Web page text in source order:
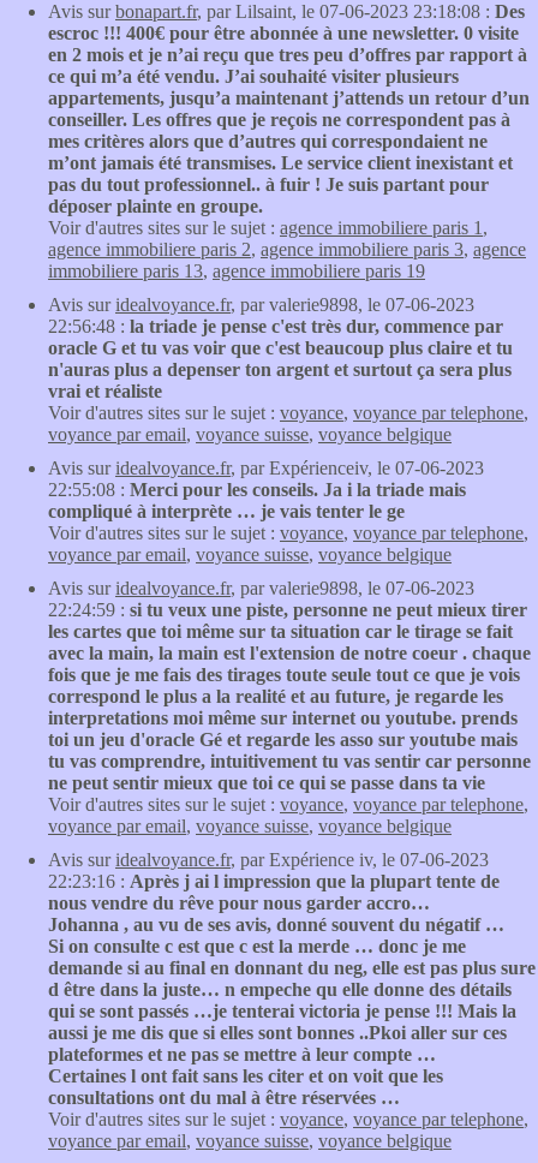
Avis surbonapart.fr, par Lilsaint, le 07-06-2023 23:18:08 : Des
escroc !!! 400€ pour être abonnée à une newsletter. 0 visite
en 2 mois et je n’ai reçu que tres peu d’offres par rapport à
ce qui m’a été vendu. J’ai souhaité visiter plusieurs
appartements, jusqu’a maintenant j’attends un retour d’un
conseiller. Les offres que je reçois ne correspondent pas à
mes critères alors que d’autres qui correspondaient ne
m’ont jamais été transmises. Le service client inexistant et
pas du tout professionnel.. à fuir ! Je suis partant pour
déposer plainte en groupe.
Voir d'autres sites sur le sujet : agence immobiliere paris 1 ,
agence immobiliere paris 2, agence immobiliere paris 3, agence
immobiliere paris 13, agence immobiliere paris 19
Avis suridealvoyance.fr, par valerie9898, le 07-06-2023
22:56:48 : la triade je pense c'est très dur, commence par
oracle G et tu vas voir que c'est beaucoup plus claire et tu
n'auras plus a depenser ton argent et surtout ça sera plus
vrai et réaliste
Voir d'autres sites sur le sujet : voyance, voyance par telephone,
voyance par email, voyance suisse, voyance belgique
Avis suridealvoyance.fr, par Expérienceiv, le 07-06-2023
22:55:08 : Merci pour les conseils. Ja i la triade mais
compliqué à interprète … je vais tenter le ge
Voir d'autres sites sur le sujet : voyance, voyance par telephone,
voyance par email, voyance suisse, voyance belgique
Avis suridealvoyance.fr, par valerie9898, le 07-06-2023
22:24:59 : si tu veux une piste, personne ne peut mieux tirer
les cartes que toi même sur ta situation car le tirage se fait
avec la main, la main est l'extension de notre coeur . chaque
fois que je me fais des tirages toute seule tout ce que je vois
correspond le plus a la realité et au future, je regarde les
interpretations moi même sur internet ou youtube. prends
toi un jeu d'oracle Gé et regarde les asso sur youtube mais
tu vas comprendre, intuitivement tu vas sentir car personne
ne peut sentir mieux que toi ce qui se passe dans ta vie
Voir d'autres sites sur le sujet : voyance, voyance par telephone,
voyance par email, voyance suisse, voyance belgique
Avis suridealvoyance.fr, par Expérience iv, le 07-06-2023
22:23:16 : Après j ai l impression que la plupart tente de
nous vendre du rêve pour nous garder accro…
Johanna , au vu de ses avis, donné souvent du négatif …
Si on consulte c est que c est la merde … donc je me
demande si au final en donnant du neg, elle est pas plus sure
d être dans la juste… n empeche qu elle donne des détails
qui se sont passés …je tenterai victoria je pense !!! Mais la
aussi je me dis que si elles sont bonnes ..Pkoi aller sur ces
plateformes et ne pas se mettre à leur compte …
Certaines l ont fait sans les citer et on voit que les
consultations ont du mal à être réservées …
Voir d'autres sites sur le sujet : voyance, voyance par telephone,
voyance par email, voyance suisse, voyance belgique